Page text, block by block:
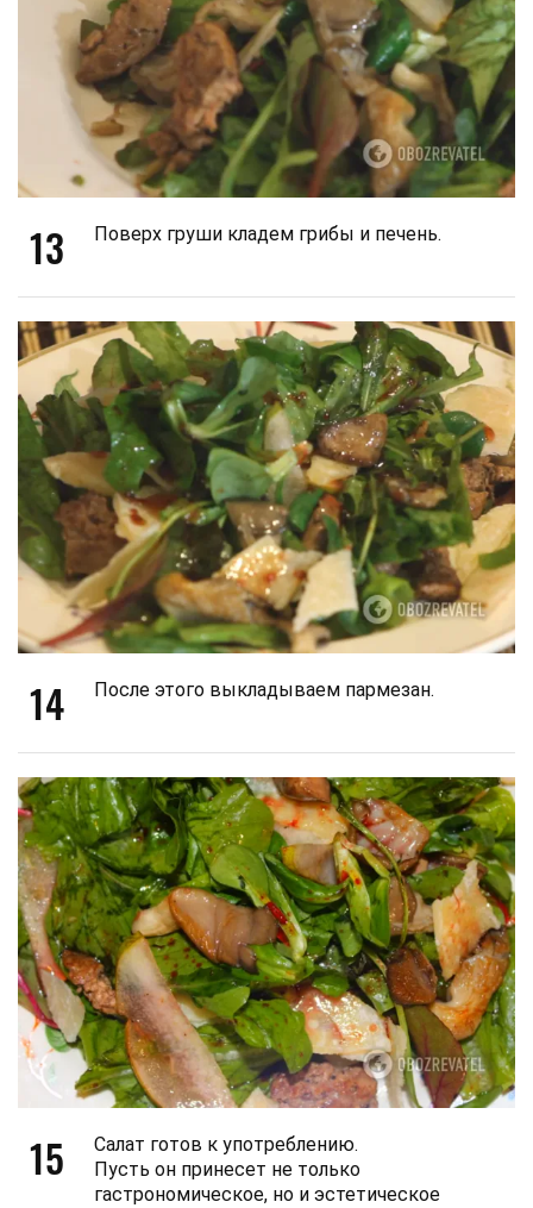
13 Поверх груши кладем грибы и печень.
14 После этого выкладываем пармезан.
15
Салат готов к употреблению.
Пусть он принесет не только
гастрономическое, но и эстетическое